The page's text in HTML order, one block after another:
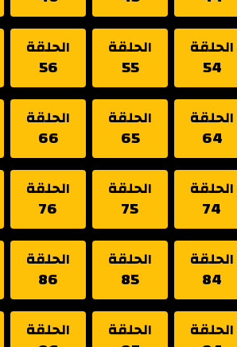
الحلقة
54
الحلقة
55
الحلقة
56
الحلقة
64
الحلقة
65
الحلقة
66
الحلقة
74
الحلقة
75
الحلقة
76
الحلقة
84
الحلقة
85
الحلقة
86
الحلقة الحلقة الحلقة